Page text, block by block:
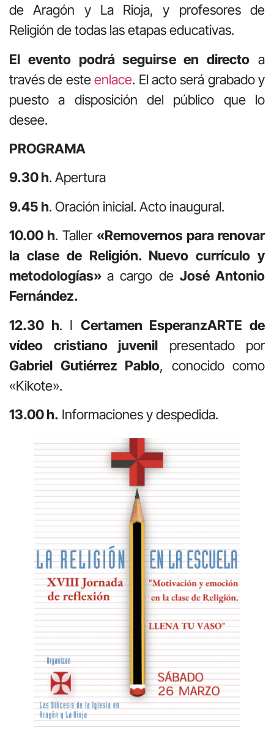
de Aragón y La Rioja, y profesores de
Religión de todas las etapas educativas.
El evento podrá seguirse en directo a
través de esteenlace. El acto será grabado y
puesto a disposición del público que lo
desee.
PROGRAMA
9.30 h. Apertura
9.45 h. Oración inicial. Acto inaugural.
10.00 h. Taller «Removernos para renovar
la clase de Religión. Nuevo currículo y
metodologías»a cargo de José Antonio
Fernández.
12.30 h. I Certamen EsperanzARTE de
vídeo cristiano juvenil presentado por
Gabriel Gutiérrez Pablo, conocido como
«Kikote».
13.00 h. Informaciones y despedida.